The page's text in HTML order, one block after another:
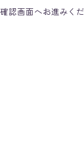
認画面へお進みく